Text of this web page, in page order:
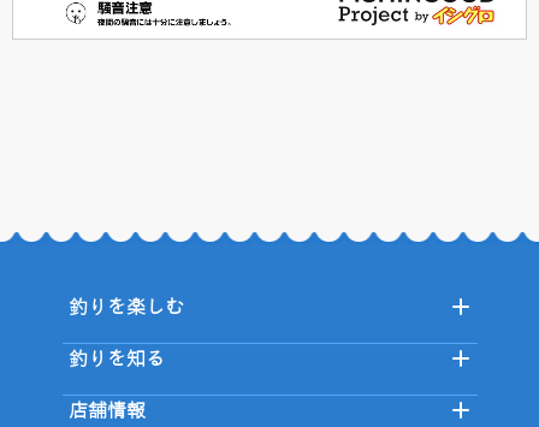
釣りを楽しむ
釣りを知る
店舗情報